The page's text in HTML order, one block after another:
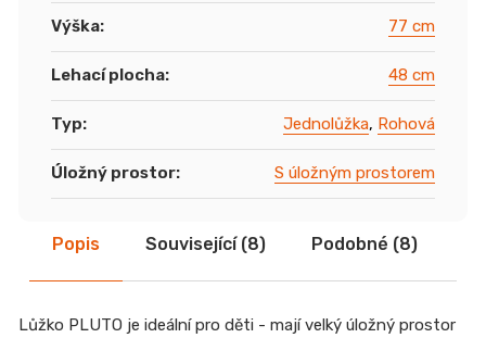
Výška: 77 cm
Lehací plocha: 48 cm
Typ: Jednolůžka, Rohová
Úložný prostor: S úložným prostorem
Popis Související (8) Podobné (8)
Lůžko PLUTO je ideální pro děti - mají velký úložný prostor